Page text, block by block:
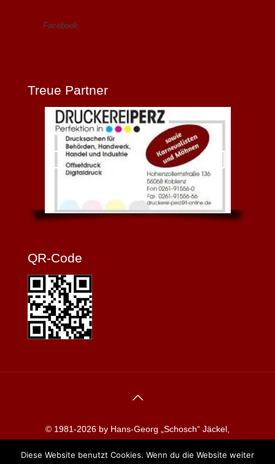
Facebook
Treue Partner
QR-Code
© 1981-2026 by Hans-Georg „Schosch“ Jäckel,
Diese Website benutzt Cookies. Wenn du die Website weiter